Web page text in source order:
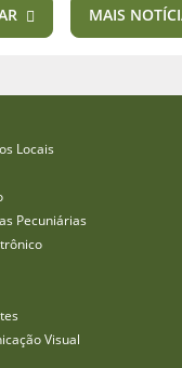
MAIS
Locais
Pecuniárias
Visual